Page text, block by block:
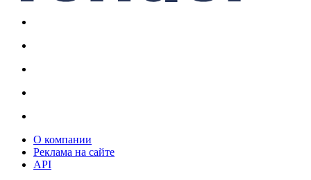
О компании
Реклама на сайте
API